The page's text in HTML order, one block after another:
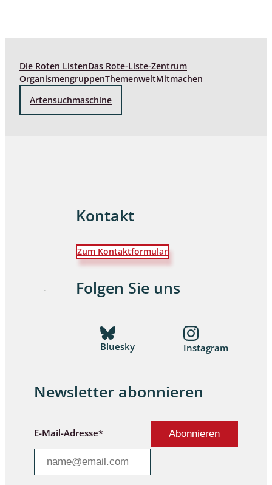
Die Roten ListenDas Rote-Liste-Zentrum
OrganismengruppenThemenweltMitmachen
Artensuchmaschine
Kontakt
Zum Kontaktformular
Folgen Sie uns
Bluesky Instagram
Newsletter abonnieren
E-Mail-Adresse*